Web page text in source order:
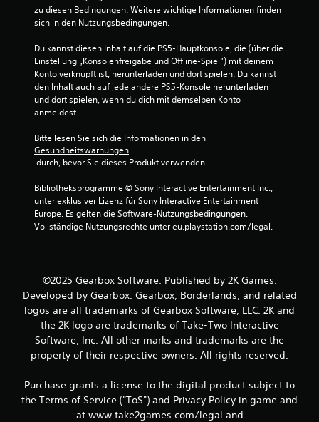
e
t
u
n
zu diesen Bedingungen. Weitere wichtige Informationen finden
sich in den Nutzungsbedingungen.
Du kannst diesen Inhalt auf die PS5-Hauptkonsole, die (über die
Einstellung „Konsolenfreigabe und Offline-Spiel“) mit deinem
Konto verknüpft ist, herunterladen und dort spielen. Du kannst
den Inhalt auch auf jede andere PS5-Konsole herunterladen
und dort spielen, wenn du dich mit demselben Konto
anmeldest.
Bitte lesen Sie sich die Informationen in den
Gesundheitswarnungen
durch, bevor Sie dieses Produkt verwenden.
Bibliotheksprogramme © Sony Interactive Entertainment Inc.,
unter exklusiver Lizenz für Sony Interactive Entertainment
Europe. Es gelten die Software-Nutzungsbedingungen.
Vollständige Nutzungsrechte unter eu.playstation.com/legal.
©2025 Gearbox Software. Published by 2K Games.
Developed by Gearbox. Gearbox, Borderlands, and related
logos are all trademarks of Gearbox Software, LLC. 2K and
the 2K logo are trademarks of Take-Two Interactive
Software, Inc. All other marks and trademarks are the
property of their respective owners. All rights reserved.
Purchase grants a license to the digital product subject to
the Terms of Service ("ToS") and Privacy Policy in game and
at www.take2games.com/legal and